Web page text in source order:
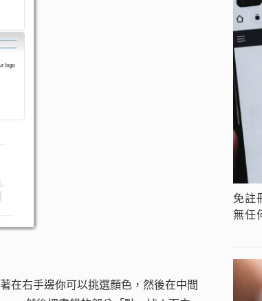
在右手邊你可以挑選顏色，然後在中間
免註
無任